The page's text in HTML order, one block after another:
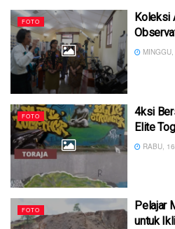
FOTO
Koleksi
FOTO
4ksi
Elite
RABU,
FOTO
Pelajar
untuk